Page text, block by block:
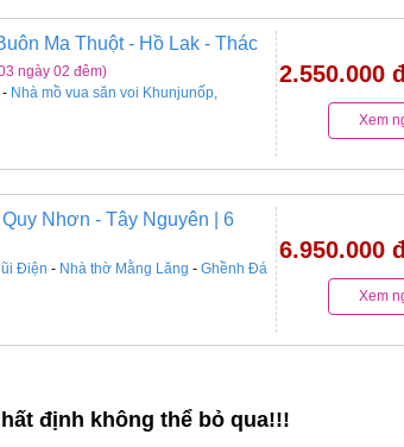
Ma Thuột - Hồ Lak - Thác
ngày 02 đêm)
- Nhà mồ vua săn voi Khunjunốp,
2.550.000
Xem
Nhơn - Tây Nguyên | 6
Điện - Nhà thờ Mằng Lăng - Ghềnh Đá
6.950.000
Xem
định không thể bỏ qua!!!